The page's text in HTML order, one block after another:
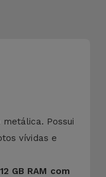
Possui
vívidas e
GB RAM com